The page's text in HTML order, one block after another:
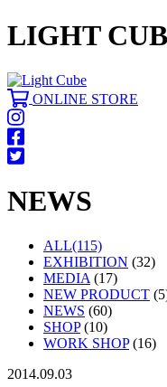
LIGHT
ONLINE STORE
NEWS
ALL(115)
EXHIBITION (32)
MEDIA (17)
NEW PRODUCT
NEWS (60)
SHOP(10)
WORK SHOP(16)
2014.09.03